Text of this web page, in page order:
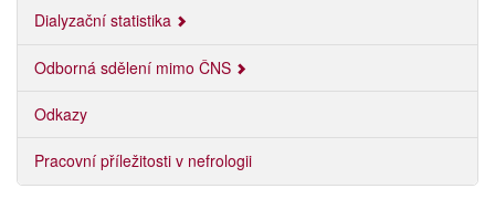
Dialyzační statistika
Odborná sdělení mimo ČNS
Odkazy
Pracovní příležitosti v nefrologii